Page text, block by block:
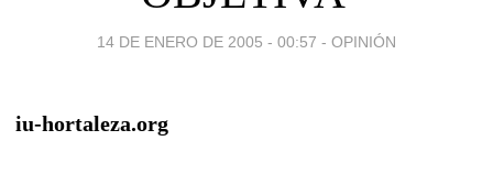
14 DE ENERO DE 2005 - 00:57 - OPINIÓN
iu-hortaleza.org